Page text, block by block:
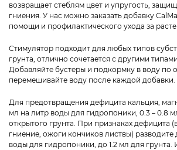
возвращает стеблям цвет и упругость,
гниения. У нас можно заказать добавку
помощи и профилактического ухода за
Стимулятор подходит для любых типов
грунта, отлично сочетается с другими
Добавляйте бустеры и подкормку в воду по
перемешивайте воду после каждой добавки.
Для предотвращения дефицита кальция,
мл на литр воды для гидропоники, 0.3 – 0.8
открытого грунта. При признаках дефицита
гниение, ожоги кончиков листвы) разводите
воды для гидропоники, до 1.2 мл для грунта.